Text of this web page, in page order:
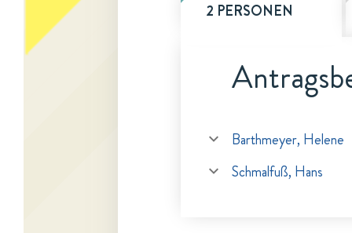
2 PERSONEN
Barthmeyer, Helene
Schmalfuß, Hans